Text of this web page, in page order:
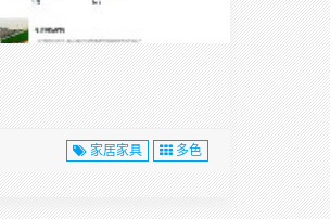
家居家具 多色